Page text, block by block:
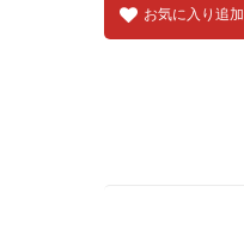
お気に入り追加